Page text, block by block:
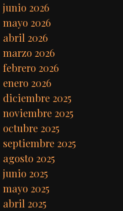
junio 2026
mayo 2026
abril 2026
marzo 2026
febrero 2026
enero 2026
diciembre 2025
noviembre 2025
octubre 2025
septiembre 2025
agosto 2025
junio 2025
mayo 2025
abril 2025